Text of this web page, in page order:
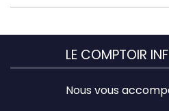
LE COMPTOIR
Nous vous